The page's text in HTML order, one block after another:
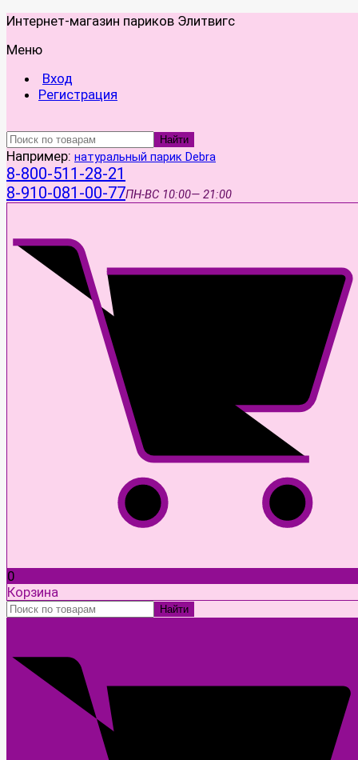
Интернет-магазин париков Элитвигс
Меню
Вход
Регистрация
Найти
Например: натуральный парик Debra
8-800-511-28-21
8-910-081-00-77ПН-ВС 10:00— 21:00
0
Корзина
Найти